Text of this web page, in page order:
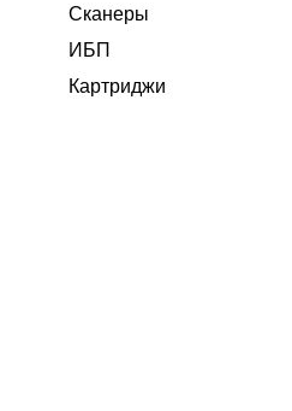
Сканеры
ИБП
Картриджи